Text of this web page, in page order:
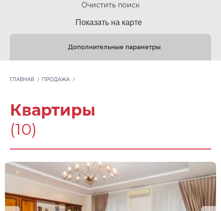
Очистить поиск
Показать на карте
Дополнительные параметры
ГЛАВНАЯ ПРОДАЖА
Квартиры
(10)